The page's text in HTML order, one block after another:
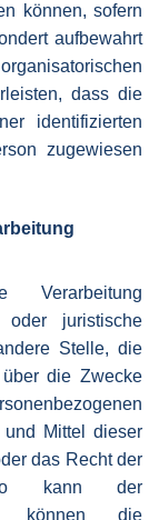
können, sofern
aufbewahrt
dass die
identifizierten
zugewiesen
juristische
Stelle, die
die Zwecke
Mittel dieser
das Recht der
so kann der
können die